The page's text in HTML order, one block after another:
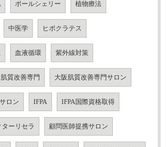
ポールシェリー 植物療法
中医学 ヒポクラテス
血液循環 紫外線対策
肌質改善専門 大阪肌質改善専門サロン
ロン IFPA IFPA国際資格取得
ターリセラ 顧問医師提携サロン